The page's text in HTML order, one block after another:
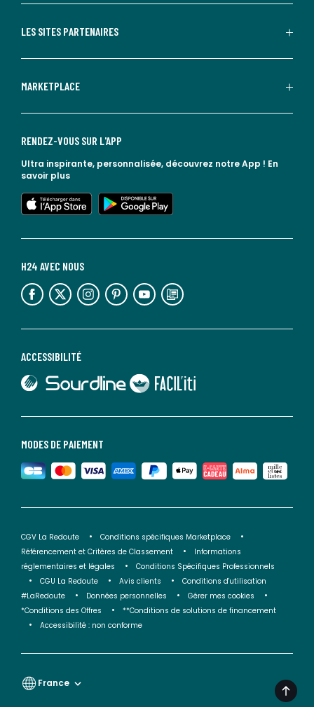
LES SITES PARTENAIRES
MARKETPLACE
MODES DE PAIEMENT
ACCESSIBILITÉ
lien vers Sourdline
lien vers Faciliti
H24 AVEC NOUS
lien vers l'espace réseaux sociaux lien vers l'espace réseaux sociaux lien vers l'espace réseaux sociaux lien vers l'espace réseaux sociaux lien vers l'espace réseaux sociaux lien vers le blog la redoute
RENDEZ-VOUS SUR L'APP
Ultra inspirante, personnalisée, découvrez notre App ! En
savoir plus
lien vers l'app store
lien vers google play
CGV La Redoute
Conditions spécifiques Marketplace
Référencement et Critères de Classement
Informations
réglementaires et légales
Conditions Spécifiques Professionnels
CGU La Redoute
Avis clients
Conditions d'utilisation
#LaRedoute
Données personnelles
Gérer mes cookies
*Conditions des Offres
**Conditions de solutions de financement
Accessibilité : non conforme
France